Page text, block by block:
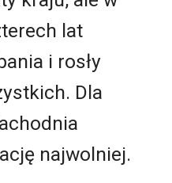
lat
i rosły
Dla
najwolniej.